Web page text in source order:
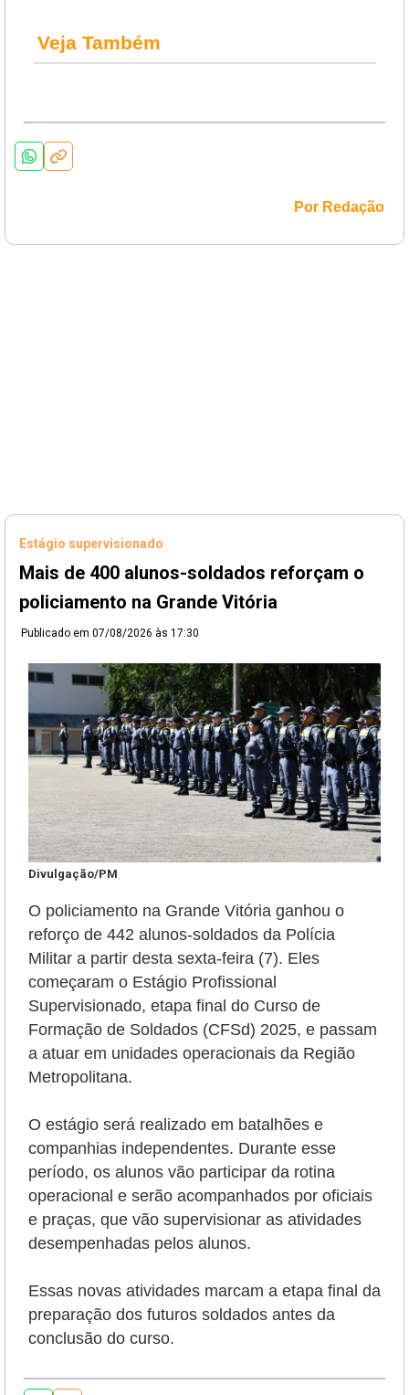
Veja Também
Por Redação
Estágio supervisionado
Mais de 400 alunos-soldados reforçam o
policiamento na Grande Vitória
Publicado em 07/08/2026 às 17:30
Divulgação/PM
O policiamento na Grande Vitória ganhou o
reforço de 442 alunos-soldados da Polícia
Militar a partir desta sexta-feira (7). Eles
começaram o Estágio Profissional
Supervisionado, etapa final do Curso de
Formação de Soldados (CFSd) 2025, e passam
a atuar em unidades operacionais da Região
Metropolitana.
O estágio será realizado em batalhões e
companhias independentes. Durante esse
período, os alunos vão participar da rotina
operacional e serão acompanhados por oficiais
e praças, que vão supervisionar as atividades
desempenhadas pelos alunos.
Essas novas atividades marcam a etapa final da
preparação dos futuros soldados antes da
conclusão do curso.